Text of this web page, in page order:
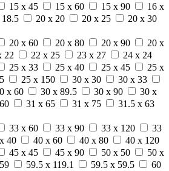
15 x 45 15 x 60 15 x 90
16 x
20 x 20 20 x 25
20 x 30
20 x 60 20 x 80 20 x 90
20 x
22 22 x 25 23 x 27
24 x 24
25 x 33 25 x 40 25 x 45
25 x
25 x 150 30 x 30
30 x 33
x 60 30 x 89.5 30 x 90
30 x
31 x 65 31 x 75
31.5 x 63
33 x 60 33 x 90 33 x 120
33
40 40 x 60 40 x 80
40 x 120
45 x 45 45 x 90 50 x 50
50 x
59.5 x 119.1 59.5 x 59.5
60